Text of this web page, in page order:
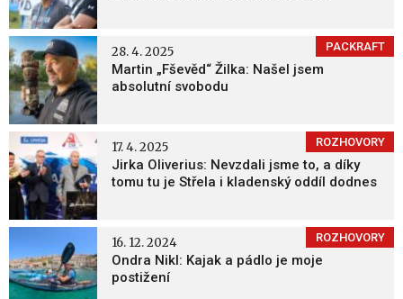
PACKRAFT
Martin „Fševěd“ Žilka: Našel jsem
absolutní svobodu
28. 4. 2025
ROZHOVORY
Jirka Oliverius: Nevzdali jsme to, a díky
tomu tu je Střela i kladenský oddíl dodnes
17. 4. 2025
ROZHOVORY
Ondra Nikl: Kajak a pádlo je moje
postižení
16. 12. 2024